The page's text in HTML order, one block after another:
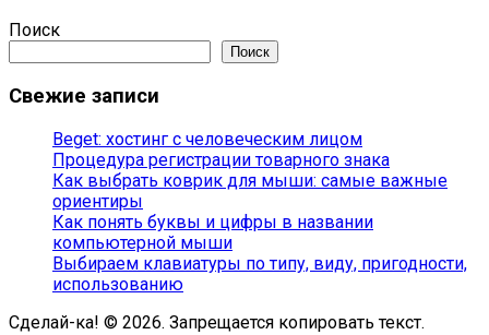
Поиск
Поиск
Свежие записи
Beget: хостинг с человеческим лицом
Процедура регистрации товарного знака
Как выбрать коврик для мыши: самые важные
ориентиры
Как понять буквы и цифры в названии
компьютерной мыши
Выбираем клавиатуры по типу, виду, пригодности,
использованию
Сделай-ка! © 2026. Запрещается копировать текст.